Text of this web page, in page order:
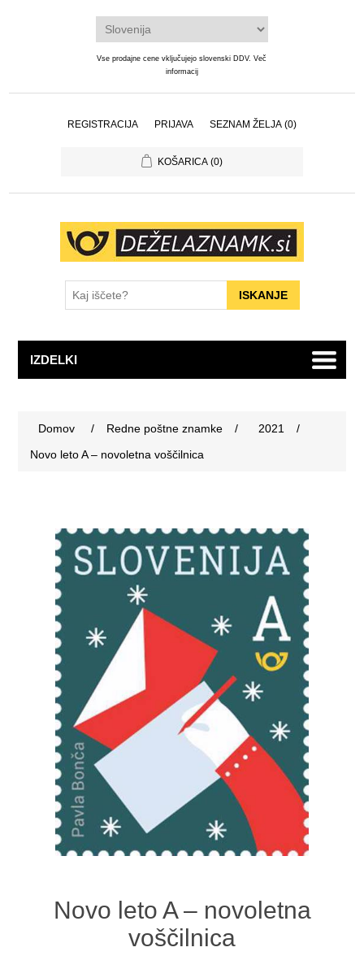
Vse prodajne cene vključujejo slovenski DDV.Več
informacij
REGISTRACIJA PRIJAVA SEZNAM ŽELJA (0)
KOŠARICA (0)
IZDELKI
Domov / Redne poštne znamke / 2021
/
Novo leto A – novoletna voščilnica
Novo leto A – novoletna
voščilnica